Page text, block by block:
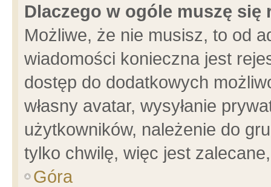
Dlaczego w ogóle muszę się
Możliwe, że nie musisz, to od
wiadomości konieczna jest
dostęp do dodatkowych
własny avatar, wysyłanie
użytkowników, należenie do
tylko chwilę, więc jest
Góra